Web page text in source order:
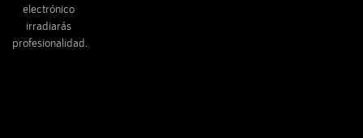
electrónico
irradiarás
profesionalidad.